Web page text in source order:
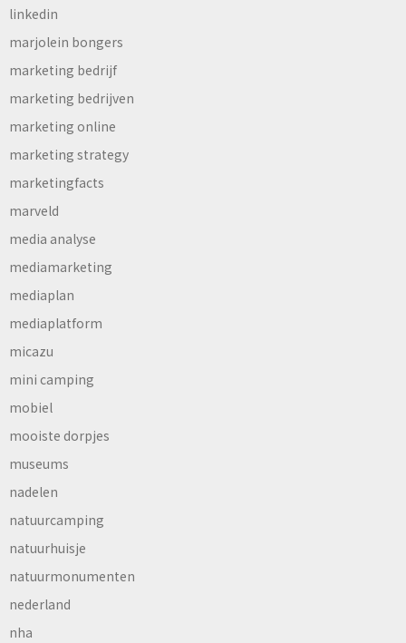
linkedin
marjolein bongers
marketing bedrijf
marketing bedrijven
marketing online
marketing strategy
marketingfacts
marveld
media analyse
mediamarketing
mediaplan
mediaplatform
micazu
mini camping
mobiel
mooiste dorpjes
museums
nadelen
natuurcamping
natuurhuisje
natuurmonumenten
nederland
nha